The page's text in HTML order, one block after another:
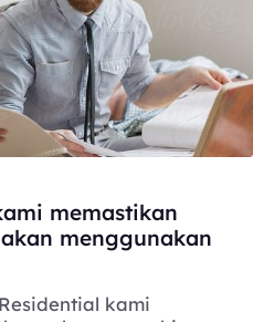
memastikan
menggunakan
kami